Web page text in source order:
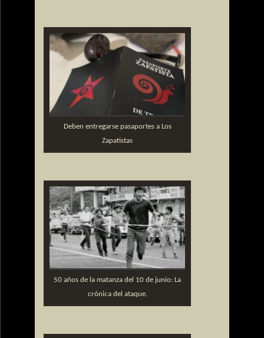
Deben entregarse pasaportes a Los
Zapatistas
50 años de la matanza del 10 de junio: La
crónica del ataque.